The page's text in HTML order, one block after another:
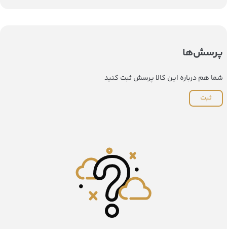
پرسش‌ها
شما هم درباره این کالا پرسش ثبت کنید
ثبت